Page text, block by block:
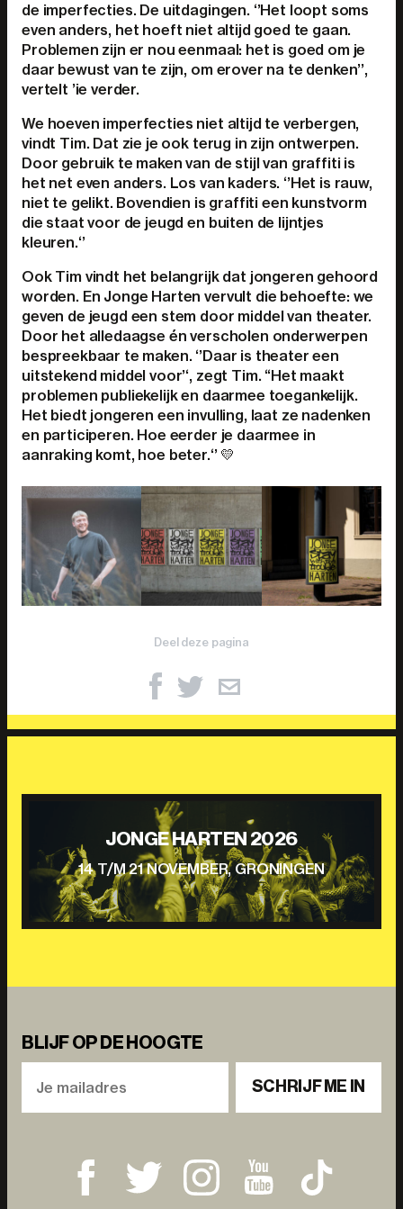
de imperfecties. De uitdagingen. ‘’Het loopt soms
even anders, het hoeft niet altijd goed te gaan.
Problemen zijn er nou eenmaal: het is goed om je
daar bewust van te zijn, om erover na te denken’’,
vertelt ’ie verder.
We hoeven imperfecties niet altijd te verbergen,
vindt Tim. Dat zie je ook terug in zijn ontwerpen.
Door gebruik te maken van de stijl van graffiti is
het net even anders. Los van kaders. ‘’Het is rauw,
niet te gelikt. Bovendien is graffiti een kunstvorm
die staat voor de jeugd en buiten de lijntjes
kleuren.‘’
Ook Tim vindt het belangrijk dat jongeren gehoord
worden. En Jonge Harten vervult die behoefte: we
geven de jeugd een stem door middel van theater.
Door het alledaagse én verscholen onderwerpen
bespreekbaar te maken. ‘’Daar is theater een
uitstekend middel voor’‘, zegt Tim. “Het maakt
problemen publiekelijk en daarmee toegankelijk.
Het biedt jongeren een invulling, laat ze nadenken
en participeren. Hoe eerder je daarmee in
aanraking komt, hoe beter.‘’ 💛
Deel deze pagina
JONGE HARTEN 2026
14 T/M 21 NOVEMBER, GRONINGEN
BLIJF OP DE HOOGTE
SCHRIJF ME IN